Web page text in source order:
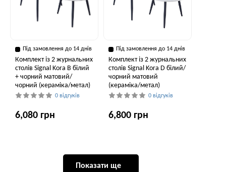
Під замовлення до 14 днів
Комплект із 2 журнальних
столів Signal Kora B білий
+ чорний матовий/
чорний (кераміка/метал)
0 відгуків
6,080 грн
Під замовлення до 14 днів
Комплект із 2 журнальних
столів Signal Kora D білий/
чорний матовий
(кераміка/метал)
0 відгуків
6,800 грн
Показати ще